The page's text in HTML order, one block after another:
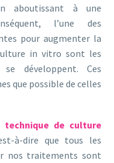
aboutissant à une
l’une des
pour augmenter la
in vitro sont les
développent. Ces
que possible de celles
technique de culture
à-dire que tous les
nos traitements sont